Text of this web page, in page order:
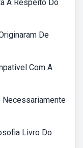
A Respeito Do
De
Com A
Necessariamente
Livro Do